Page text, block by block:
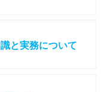
と実務について